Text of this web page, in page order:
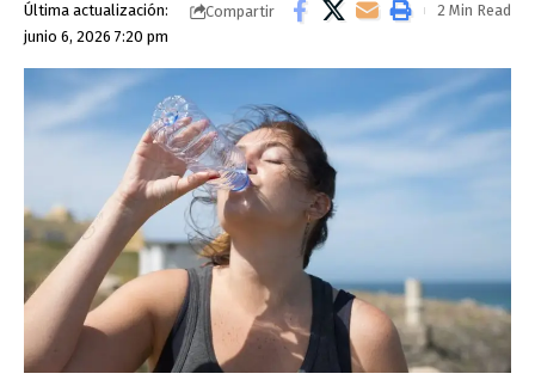
Última actualización:
junio 6, 2026 7:20 pm
Compartir
2 Min Read